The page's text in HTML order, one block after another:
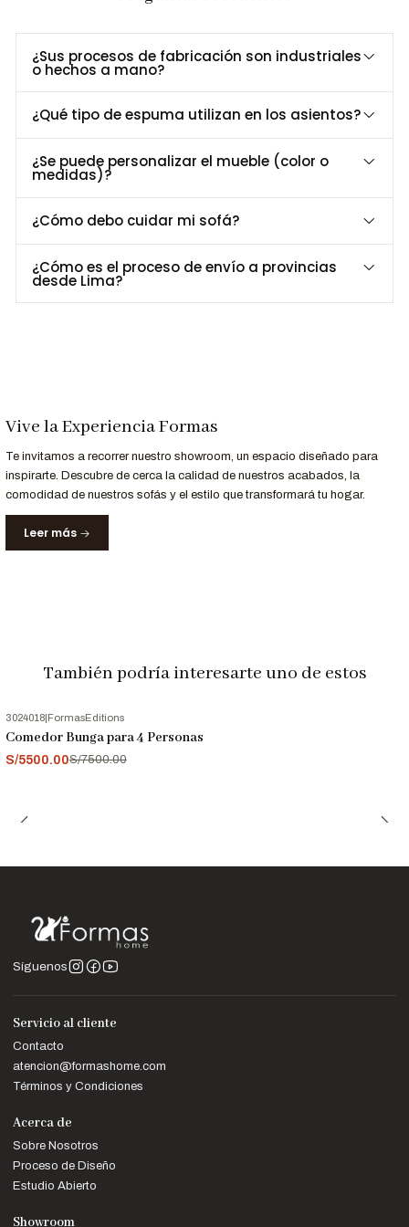
Características Técnicas
MesaLargo: 200 Ancho: 90, Alto: 75
Silla:Alto: 90, Ancho: 50, Largo: 50
Estructura: Madera tornillo (acabado parafinico)
Relleno del Asiento y Respaldo:Espuma de alta densidad
25kg
Revestimiento: Cuero Dibox
Color:Negro
Tablero de Mesa:MDP enchapado (acabado parafinico)
confirmada la compra se ordenará su fabricación y posterior
Garantía:12 meses
Origen:Perú
Consideraciones:
variar según la configuración de tu pantalla, o sombras.
952-998-747. ¡Esperamos poder hacer de tu hogar un lugar
¿Sus procesos de fabricación son industriales
o hechos a mano?
¿Qué tipo de espuma utilizan en los asientos?
¿Se puede personalizar el mueble (color o
medidas)?
¿Cómo debo cuidar mi sofá?
¿Cómo es el proceso de envío a provincias
desde Lima?
Vive la Experiencia Formas
Te invitamos a recorrer nuestro showroom, un espacio diseñado para
inspirarte. Descubre de cerca la calidad de nuestros acabados, la
comodidad de nuestros sofás y el estilo que transformará tu hogar.
Leer más
También podría interesarte uno de estos
OFF
3024018|FormasEditions
Comedor Bunga para 4 Personas
S/5500.00S/7500.00
Síguenos
Servicio al cliente
Contacto
atencion@formashome.com
Términos y Condiciones
Acerca de
Sobre Nosotros
Proceso de Diseño
Estudio Abierto
Showroom